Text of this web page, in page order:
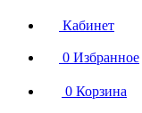
Кабинет
0 Избранное
0 Корзина